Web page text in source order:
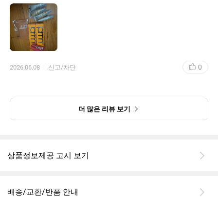
2026.06.08 신고/차단 0
더 많은 리뷰 보기
상품정보제공 고시 보기
배송/교환/반품 안내